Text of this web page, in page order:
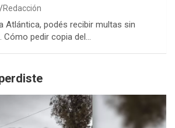
Redacción
Atlántica, podés recibir multas sin
Cómo pedir copia del…